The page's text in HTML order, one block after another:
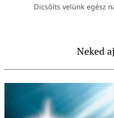
Dicsőíts velünk egész
Neked